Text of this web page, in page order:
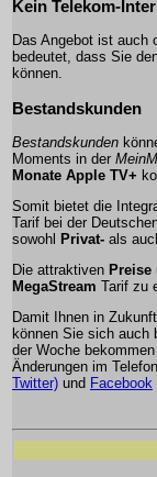
Kein Telekom-
Das Angebot ist auch
bedeutet, dass Sie
können.
Bestandskunden
Bestandskunden
Moments in der
Monate Apple TV+
Somit bietet die
Tarif bei der
sowohl Privat- als
Die attraktiven Preise
MegaStream Tarif zu
Damit Ihnen in
können Sie sich auch
der Woche
Änderungen im
Twitter) und Facebook